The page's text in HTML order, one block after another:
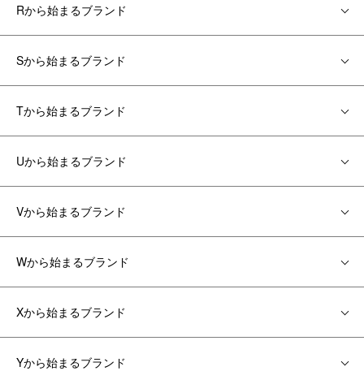
Rから始まるブランド
Sから始まるブランド
Tから始まるブランド
Uから始まるブランド
Vから始まるブランド
Wから始まるブランド
Xから始まるブランド
Yから始まるブランド